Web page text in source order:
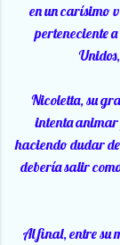
en un carísimo
perteneciente
Nicoletta, su
intenta animar
haciendo dudar de
debería salir
Al final, entre su